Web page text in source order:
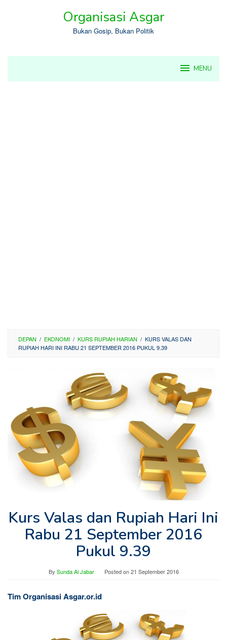
Organisasi Asgar
Bukan Gosip, Bukan Politik
MENU
DEPAN / EKONOMI / KURS RUPIAH HARIAN / KURS VALAS DAN
RUPIAH HARI INI RABU 21 SEPTEMBER 2016 PUKUL 9.39
Kurs Valas dan Rupiah Hari Ini
Rabu 21 September 2016
Pukul 9.39
By Sunda Al Jabar Posted on21 September 2016
Tim Organisasi Asgar.or.id